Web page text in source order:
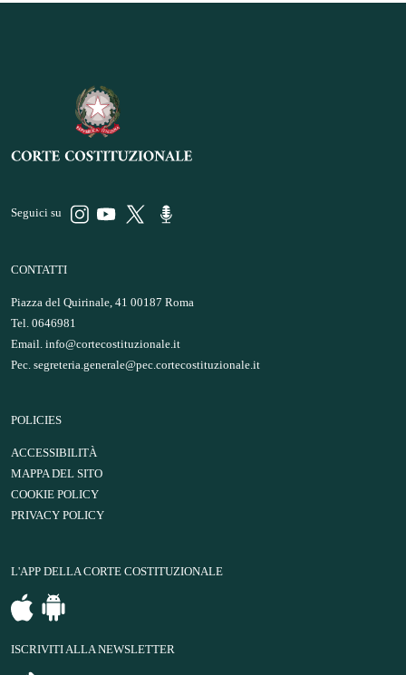
Seguici su
CONTATTI
Piazza del Quirinale, 41 00187 Roma
Tel. 0646981
Email. info@cortecostituzionale.it
Pec. segreteria.generale@pec.cortecostituzionale.it
POLICIES
ACCESSIBILITÀ
MAPPA DEL SITO
COOKIE POLICY
PRIVACY POLICY
L'APP DELLA CORTE COSTITUZIONALE
ISCRIVITI ALLA NEWSLETTER